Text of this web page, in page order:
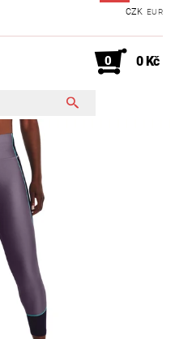
CZK EUR
0 0 Kč